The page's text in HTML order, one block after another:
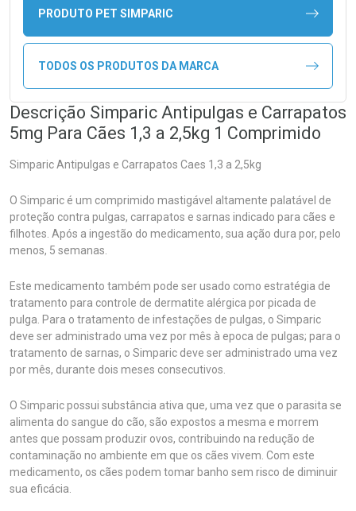
PRODUTO PET SIMPARIC
TODOS OS PRODUTOS DA MARCA
Descrição Simparic Antipulgas e Carrapatos
5mg Para Cães 1,3 a 2,5kg 1 Comprimido
Simparic Antipulgas e Carrapatos Caes 1,3 a 2,5kg
O Simparic é um comprimido mastigável altamente palatável de
proteção contra pulgas, carrapatos e sarnas indicado para cães e
filhotes. Após a ingestão do medicamento, sua ação dura por, pelo
menos, 5 semanas.
Este medicamento também pode ser usado como estratégia de
tratamento para controle de dermatite alérgica por picada de
pulga. Para o tratamento de infestações de pulgas, o Simparic
deve ser administrado uma vez por mês à epoca de pulgas; para o
tratamento de sarnas, o Simparic deve ser administrado uma vez
por mês, durante dois meses consecutivos.
O Simparic possui substância ativa que, uma vez que o parasita se
alimenta do sangue do cão, são expostos a mesma e morrem
antes que possam produzir ovos, contribuindo na redução de
contaminação no ambiente em que os cães vivem. Com este
medicamento, os cães podem tomar banho sem risco de diminuir
sua eficácia.